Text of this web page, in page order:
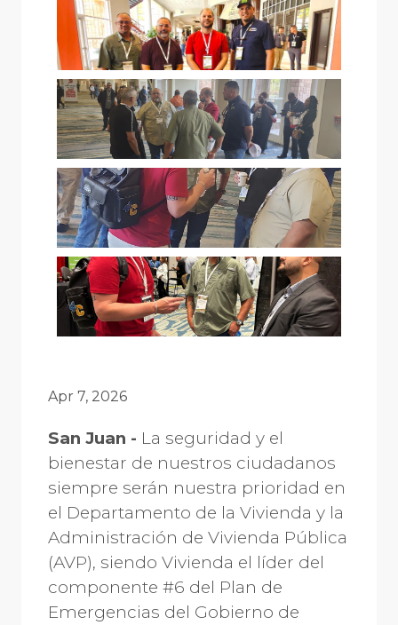
Apr 7, 2026
San Juan - La seguridad y el
bienestar de nuestros ciudadanos
siempre serán nuestra prioridad en
el Departamento de la Vivienda y la
Administración de Vivienda Pública
(AVP), siendo Vivienda el líder del
componente #6 del Plan de
Emergencias del Gobierno de